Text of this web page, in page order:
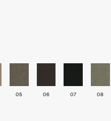
05 06 07 08